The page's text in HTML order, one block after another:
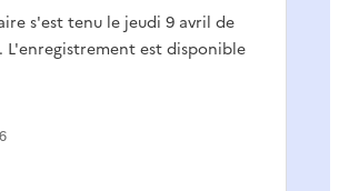
s'est tenu le jeudi 9 avril de
L'enregistrement est disponible